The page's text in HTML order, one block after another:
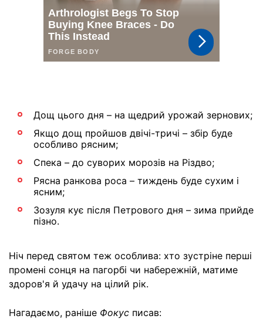
Дощ цього дня – на щедрий урожай зернових;
Якщо дощ пройшов двічі-тричі – збір буде
особливо рясним;
Спека – до суворих морозів на Різдво;
Рясна ранкова роса – тиждень буде сухим і
ясним;
Зозуля кує після Петрового дня – зима прийде
пізно.
Ніч перед святом теж особлива: хто зустріне перші
промені сонця на пагорбі чи набережній, матиме
здоров'я й удачу на цілий рік.
Нагадаємо, раніше Фокус писав: